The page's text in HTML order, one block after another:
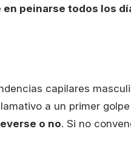
en peinarse todos los
capilares
a un primer
o no. Si no